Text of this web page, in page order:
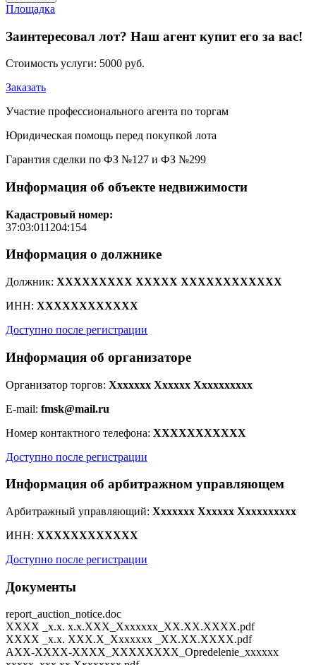
Площадка
Заинтересовал лот? Наш агент купит его за вас!
Стоимость услуги: 5000 руб.
Заказать
Участие профессионального агента по торгам
Юридическая помощь перед покупкой лота
Гарантия сделки по ФЗ №127 и ФЗ №299
Информация об объекте недвижимости
Кадастровый номер:
37:03:011204:154
Информация о должнике
Должник: XXXXXXXXX XXXXX XXXXXXXXXXXX
ИНН: XXXXXXXXXXXX
Доступно после регистрации
Информация об организаторе
Организатор торгов: Xxxxxxx Xxxxxx Xxxxxxxxxx
E-mail: fmsk@mail.ru
Номер контактного телефона: XXXXXXXXXXX
Доступно после регистрации
Информация об арбитражном управляющем
Арбитражный управляющий: Xxxxxxx Xxxxxx Xxxxxxxxxx
ИНН: XXXXXXXXXXXX
Доступно после регистрации
Документы
report_auction_notice.doc
XXXX _x.x. x.x.XXX_Xxxxxxx_XX.XX.XXXX.pdf
XXXX _x.x. XXX.X_Xxxxxxx _XX.XX.XXXX.pdf
AXX-XXXX-XXXX_XXXXXXXX_Opredelenie_xxxxxx